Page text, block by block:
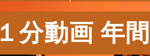
１分動画 年